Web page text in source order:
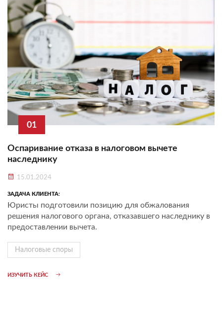
01
Оспаривание отказа в налоговом вычете
наследнику
15.01.2024
ЗАДАЧА КЛИЕНТА:
Юристы подготовили позицию для обжалования
решения налогового органа, отказавшего наследнику в
предоставлении вычета.
Налоговые споры
ИЗУЧИТЬ КЕЙС